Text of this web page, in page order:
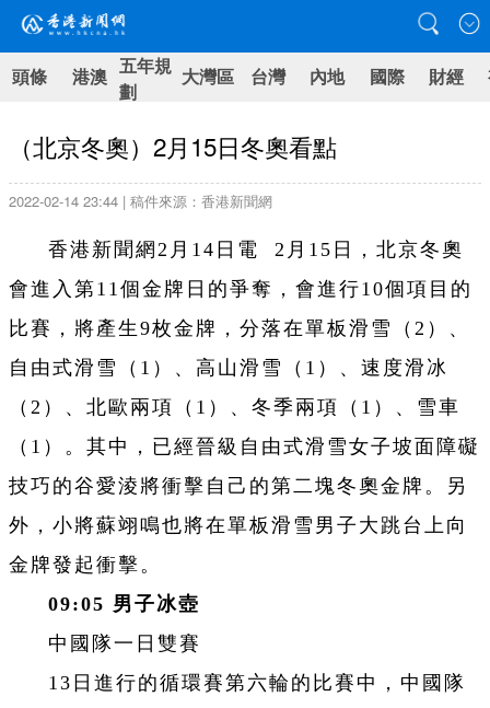
頭條 港澳 五年規
劃
大灣區 台灣 內地 國際 財經
（北京冬奧）2月15日冬奧看點
2022-02-14 23:44 | 稿件來源：香港新聞網
香港新聞網2月14日電 2月15日，北京冬奧
會進入第11個金牌日的爭奪，會進行10個項目的
比賽，將產生9枚金牌，分落在單板滑雪（2）、
自由式滑雪（1）、高山滑雪（1）、速度滑冰
（2）、北歐兩項（1）、冬季兩項（1）、雪車
（1）。其中，已經晉級自由式滑雪女子坡面障礙
技巧的谷愛淩將衝擊自己的第二塊冬奧金牌。另
外，小將蘇翊鳴也將在單板滑雪男子大跳台上向
金牌發起衝擊。
09:05 男子冰壺
中國隊一日雙賽
13日進行的循環賽第六輪的比賽中，中國隊